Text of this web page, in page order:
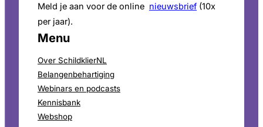
Meld je aan voor de online nieuwsbrief (10x
per jaar).
Menu
Over SchildklierNL
Belangenbehartiging
Webinars en podcasts
Kennisbank
Webshop